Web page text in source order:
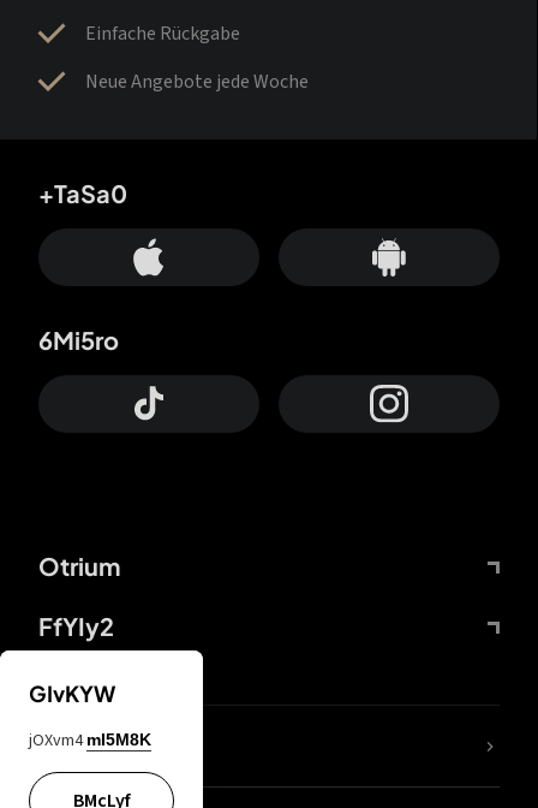
Einfache Rückgabe
Neue Angebote jede Woche
Otrium
FfYIy2
+TaSa0
6Mi5ro
DDcvSo
GIvKYW
jOXvm4 mI5M8K
BMcLyf